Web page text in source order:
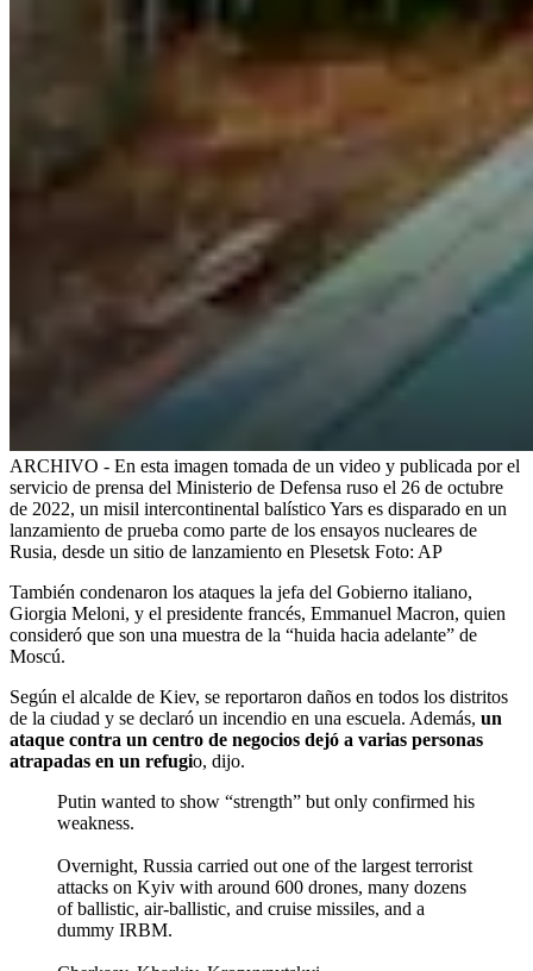
ARCHIVO - En esta imagen tomada de un video y publicada por el
servicio de prensa del Ministerio de Defensa ruso el 26 de octubre
de 2022, un misil intercontinental balístico Yars es disparado en un
lanzamiento de prueba como parte de los ensayos nucleares de
Rusia, desde un sitio de lanzamiento en Plesetsk Foto: AP
También condenaron los ataques la jefa del Gobierno italiano,
Giorgia Meloni, y el presidente francés, Emmanuel Macron, quien
consideró que son una muestra de la “huida hacia adelante” de
Moscú.
Según el alcalde de Kiev, se reportaron daños en todos los distritos
de la ciudad y se declaró un incendio en una escuela. Además, un
ataque contra un centro de negocios dejó a varias personas
atrapadas en un refugio, dijo.
Putin wanted to show “strength” but only confirmed his
weakness.
Overnight, Russia carried out one of the largest terrorist
attacks on Kyiv with around 600 drones, many dozens
of ballistic, air-ballistic, and cruise missiles, and a
dummy IRBM.